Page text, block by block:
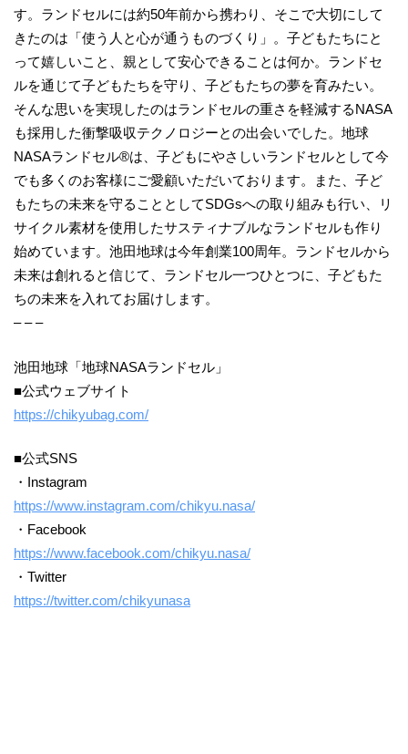
す。ランドセルには約50年前から携わり、そこで大切にして
きたのは「使う人と心が通うものづくり」。子どもたちにと
って嬉しいこと、親として安心できることは何か。ランドセ
ルを通じて子どもたちを守り、子どもたちの夢を育みたい。
そんな思いを実現したのはランドセルの重さを軽減するNASA
も採用した衝撃吸収テクノロジーとの出会いでした。地球
NASAランドセル®は、子どもにやさしいランドセルとして今
でも多くのお客様にご愛顧いただいております。また、子ど
もたちの未来を守ることとしてSDGsへの取り組みも行い、リ
サイクル素材を使用したサスティナブルなランドセルも作り
始めています。池田地球は今年創業100周年。ランドセルから
未来は創れると信じて、ランドセル一つひとつに、子どもた
ちの未来を入れてお届けします。
– – –
池田地球「地球NASAランドセル」
■公式ウェブサイト
https://chikyubag.com/
■公式SNS
・Instagram
https://www.instagram.com/chikyu.nasa/
・Facebook
https://www.facebook.com/chikyu.nasa/
・Twitter
https://twitter.com/chikyunasa